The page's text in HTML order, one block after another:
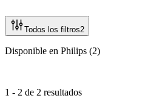
Todos los filtros2
Disponible en Philips (2)
1 - 2 de 2 resultados